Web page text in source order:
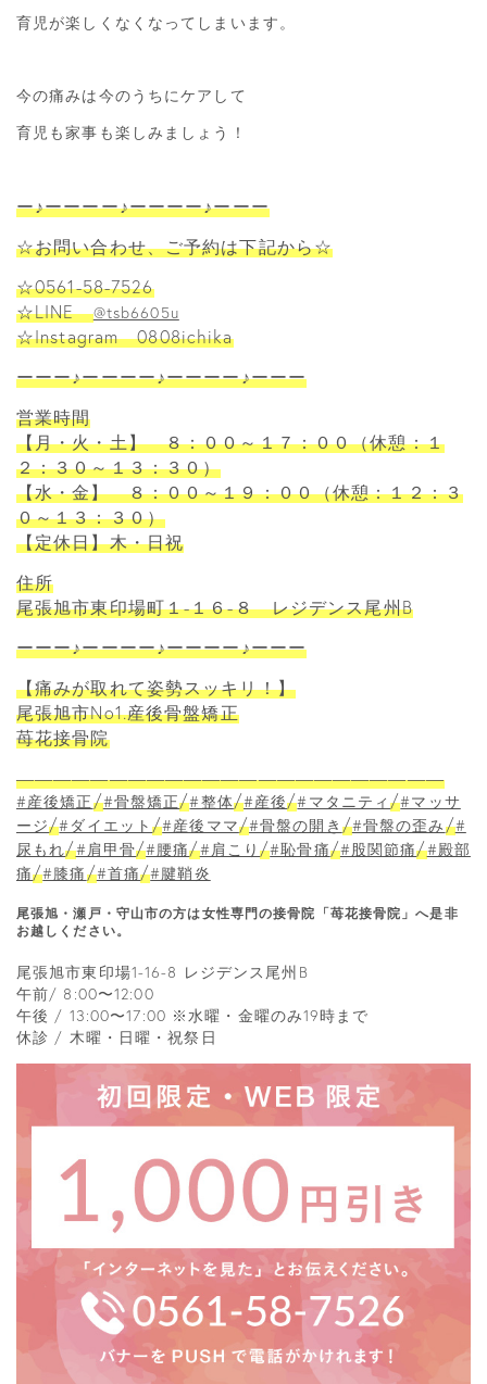
育児が楽しくなくなってしまいます。
今の痛みは今のうちにケアして
育児も家事も楽しみましょう！
ー♪ーーーー♪ーーーー♪ーーー
☆お問い合わせ、ご予約は下記から☆
☆0561-58-7526
☆LINE@tsb6605u
☆Instagram 0808ichika
ーーー♪ーーーー♪ーーーー♪ーーー
営業時間
【月・火・土】 ８：００～１７：００（休憩：１
２：３０～１３：３０）
【水・金】 ８：００～１９：００（休憩：１２：３
０～１３：３０）
【定休日】木・日祝
住所
尾張旭市東印場町１-１６-８ レジデンス尾州B
ーーー♪ーーーー♪ーーーー♪ーーー
【痛みが取れて姿勢スッキリ！】
尾張旭市No1.産後骨盤矯正
苺花接骨院
―――――――――――――――――――――――
#産後矯正/#骨盤矯正/#整体/#産後/#マタニティ/#マッサ
ージ/#ダイエット/#産後ママ/#骨盤の開き /#骨盤の歪み/#
尿もれ/#肩甲骨/#腰痛/#肩こり/#恥骨痛/#股関節痛/#殿部
痛/#膝痛/#首痛/#腱鞘炎
尾張旭・瀬戸・守山市の方は女性専門の接骨院「苺花接骨院」へ是非
お越しください。
尾張旭市東印場1-16-8 レジデンス尾州B
午前/ 8:00〜12:00
午後 / 13:00〜17:00 ※水曜・金曜のみ19時まで
休診 / 木曜・日曜・祝祭日